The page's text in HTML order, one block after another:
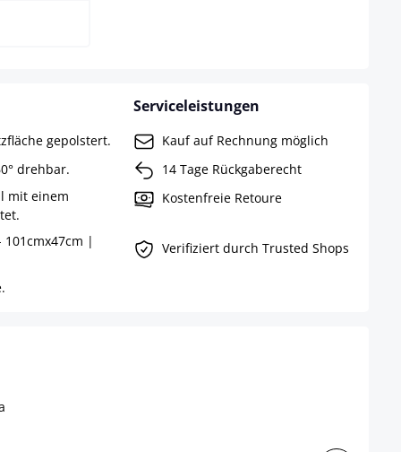
gepolstert.
drehbar.
mit einem
101cmx47cm |
Serviceleistungen
Kauf auf Rechnung möglich
14 Tage Rückgaberecht
Kostenfreie Retoure
Verifiziert durch Trusted Shops